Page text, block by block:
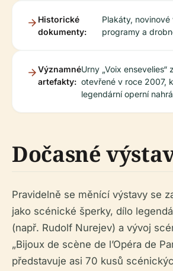
Historické
dokumenty:
Plakáty,
programy a
Významné
artefakty:
Urny „Voix ensevelies“
otevřené v roce 2007,
legendární operní
Dočasné
Pravidelně se měnící výstavy se
jako scénické šperky, dílo
(např. Rudolf Nurejev) a vývoj
„Bijoux de scène de l’Opéra de
představuje asi 70 kusů